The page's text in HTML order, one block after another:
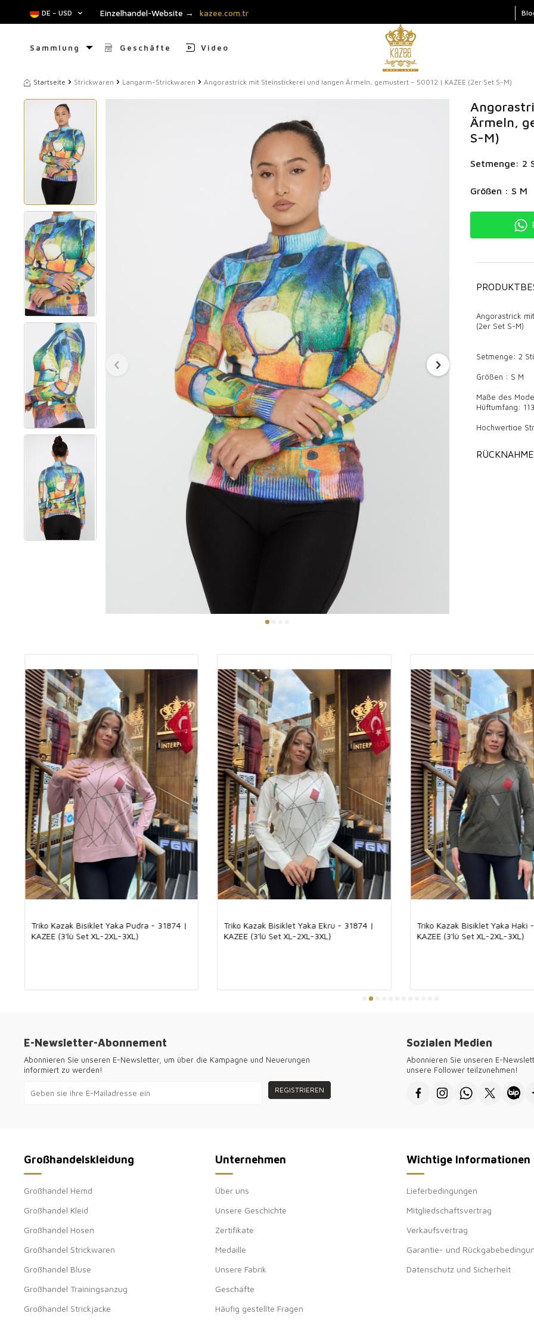
DE − USD Einzelhandel-Website → kazee.com.tr
Sammlung Geschäfte Video
Startseite Strickwaren Langarm-Strickwaren Angorastrick mit Steinstickerei und langen Ärmeln, gemustert – 50012 | KAZEE (2er Set S-M)
Ärmeln,
S-M)
Setmenge: 2
Größen : S M
Angorastrick
(2er Set S-M)
Setmenge: 2
Größen : S M
Maße des
Hüftumfang:
Hochwertige
ziehen mit
Strickmode
der
hochwertige
Tragegefühl
unverzichtbar.
große
Diese Vielfalt
eigenen Stil
Wahl.
100 %
Unser Produkt
der für seine
passt es sich
überzeugt es
werden. Mit
Kombination
Deutsche
und Hamburg
Zufriedenheit.
Triko Kazak Bisiklet Yaka Pudra - 31874 |
KAZEE (3'lü Set XL-2XL-3XL)
Triko Kazak Bisiklet Yaka Ekru - 31874 |
KAZEE (3'lü Set XL-2XL-3XL)
Triko Kazak Bisiklet Yaka Haki
KAZEE (3'lü Set XL-2XL-3XL)
E-Newsletter-Abonnement
Abonnieren Sie unseren E-Newsletter, um über die Kampagne und Neuerungen
informiert zu werden!
REGISTRIEREN
Sozialen Medien
Abonnieren Sie unseren E-
unsere Follower teilzunehmen!
Großhandelskleidung
Großhandel Hemd
Großhandel Kleid
Großhandel Hosen
Großhandel Strickwaren
Großhandel Bluse
Großhandel Trainingsanzug
Großhandel Strickjacke
Unternehmen
Über uns
Unsere Geschichte
Zertifikate
Medaille
Unsere Fabrik
Geschäfte
Häufig gestellte Fragen
Wichtige Informationen
Lieferbedingungen
Mitgliedschaftsvertrag
Verkaufsvertrag
Garantie- und
Datenschutz und Sicherheit